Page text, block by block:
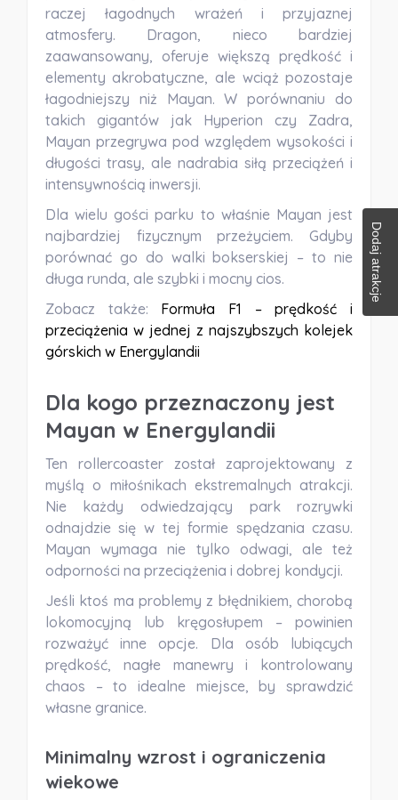
raczej łagodnych wrażeń i przyjaznej
atmosfery. Dragon, nieco bardziej
zaawansowany, oferuje większą prędkość i
elementy akrobatyczne, ale wciąż pozostaje
łagodniejszy niż Mayan. W porównaniu do
takich gigantów jak Hyperion czy Zadra,
Mayan przegrywa pod względem wysokości i
długości trasy, ale nadrabia siłą przeciążeń i
intensywnością inwersji.
Dla wielu gości parku to właśnie Mayan jest
najbardziej fizycznym przeżyciem. Gdyby
porównać go do walki bokserskiej – to nie
długa runda, ale szybki i mocny cios.
Zobacz także: Formuła F1 – prędkość i
przeciążenia w jednej z najszybszych kolejek
górskich w Energylandii
Dla kogo przeznaczony jest
Mayan w Energylandii
Ten rollercoaster został zaprojektowany z
myślą o miłośnikach ekstremalnych atrakcji.
Nie każdy odwiedzający park rozrywki
odnajdzie się w tej formie spędzania czasu.
Mayan wymaga nie tylko odwagi, ale też
odporności na przeciążenia i dobrej kondycji.
Jeśli ktoś ma problemy z błędnikiem, chorobą
lokomocyjną lub kręgosłupem – powinien
rozważyć inne opcje. Dla osób lubiących
prędkość, nagłe manewry i kontrolowany
chaos – to idealne miejsce, by sprawdzić
własne granice.
Minimalny wzrost i ograniczenia
wiekowe
Dodaj atrakcje